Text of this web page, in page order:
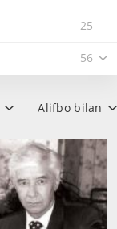
25
56
Alifbo bilan